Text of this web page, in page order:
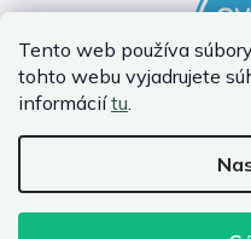
Tento web používa
tohto webu vyjadrujete
informáciítu.